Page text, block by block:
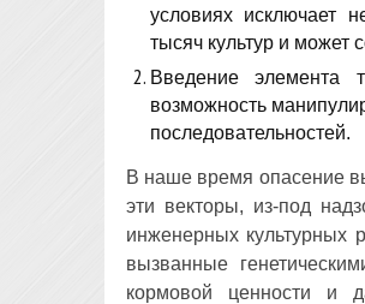
условиях исключает
тысяч культур и может
Введение элемента
возможность
последовательностей.
В наше время опасение
эти векторы, из-под
инженерных
вызванные
кормовой ценности и